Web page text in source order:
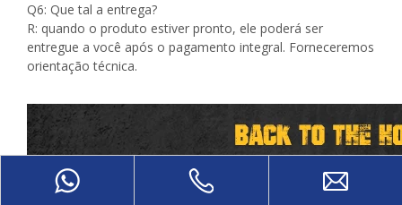
Q6: Que tal a entrega?
R: quando o produto estiver pronto, ele poderá ser
entregue a você após o pagamento integral. Forneceremos
orientação técnica.